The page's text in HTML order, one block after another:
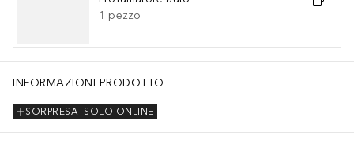
1 pezzo
INFORMAZIONI PRODOTTO
SOLO ONLINE
SORPRESA